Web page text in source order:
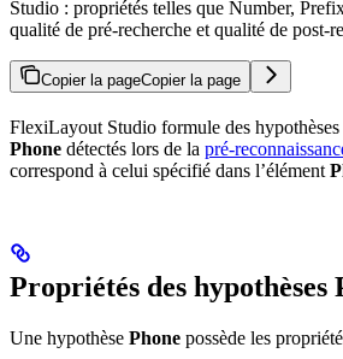
Studio : propriétés telles que Number,
qualité de pré-recherche et qualité de post-
Copier la pageCopier la page
FlexiLayout Studio formule des
Phone détectés lors de la pré-
correspond à celui spécifié dans l’élément
Propriétés des hypothèses
Une hypothèse Phone possède les